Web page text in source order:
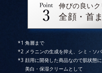
伸びの良い
全顔・首
角層まで
メラニンの生成を抑え、シミ・ソ
顔用に開発した商品なので肌状態
美白・保湿クリームとして